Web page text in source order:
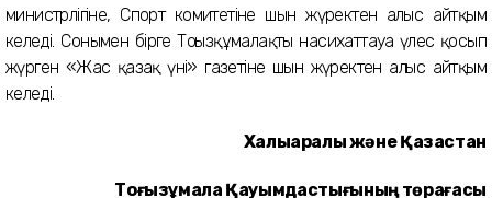
министрлігіне, Спорт комитетіне шын жүректен алғыс айтқым
келеді. Сонымен бірге Тоғызқұмалақты насихаттауға үлес қосып
жүрген «Жас қазақ үні» газетіне шын жүректен алғыс айтқым
келеді.
Халықаралық және Қазақстан
Тоғызқұмалақ Қауымдастығының төрағасы